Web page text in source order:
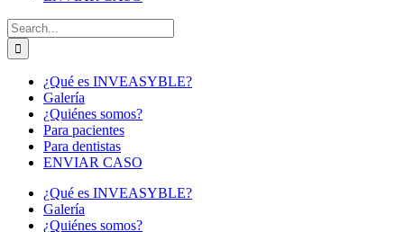
Buscar:
¿Qué es INVEASYBLE?
Galería
¿Quiénes somos?
Para pacientes
Para dentistas
ENVIAR CASO
¿Qué es INVEASYBLE?
Galería
¿Quiénes somos?